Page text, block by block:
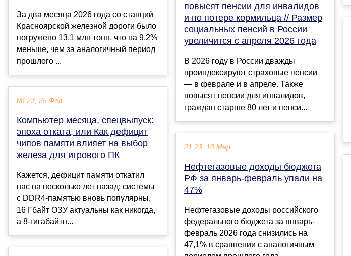
За два месяца 2026 года со станций
Красноярской железной дороги было
погружено 13,1 млн тонн, что на 9,2%
меньше, чем за аналогичный период
прошлого ...
08:23, 25 Фев
Компьютер месяца, спецвыпуск:
эпоха отката, или Как дефицит
чипов памяти влияет на выбор
железа для игрового ПК
Кажется, дефицит памяти откатил
нас на несколько лет назад: системы
с DDR4-памятью вновь популярны,
16 Гбайт ОЗУ актуальны как никогда,
а 8-гигабайтн...
повысят пенсии для инвалидов
и по потере кормильца // Размер
социальных пенсий в России
увеличится с апреля 2026 года
В 2026 году в России дважды
проиндексируют страховые пенсии
— в феврале и в апреле. Также
повысят пенсии для инвалидов,
граждан старше 80 лет и пенси...
21:23, 10 Мар
Нефтегазовые доходы бюджета
РФ за январь-февраль упали на
47%
Нефтегазовые доходы российского
федерального бюджета за январь-
февраль 2026 года снизились на
47,1% в сравнении с аналогичным